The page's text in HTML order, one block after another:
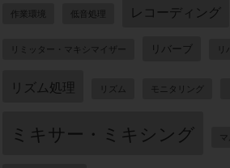
作業環境 低音処理 レコーディング
リミッター・マキシマイザー リバーブ
リズム処理 リズム モニタリング
ミキサー・ミキシング